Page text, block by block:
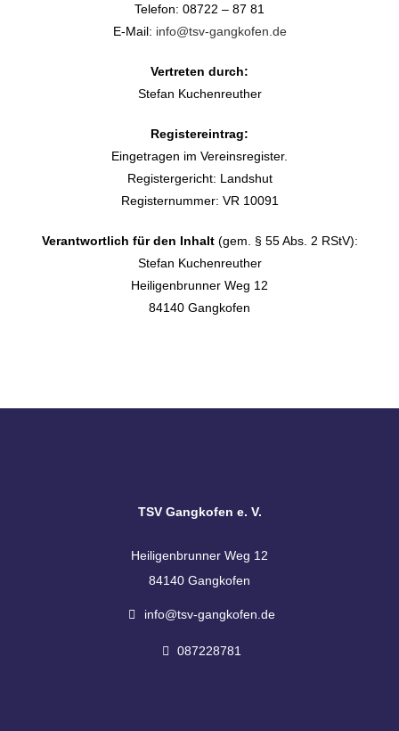
Telefon: 08722 – 87 81
E-Mail: info@tsv-gangkofen.de
Vertreten durch:
Stefan Kuchenreuther
Registereintrag:
Eingetragen im Vereinsregister.
Registergericht: Landshut
Registernummer: VR 10091
Verantwortlich für den Inhalt(gem. § 55 Abs. 2 RStV):
Stefan Kuchenreuther
Heiligenbrunner Weg 12
84140 Gangkofen
TSV Gangkofen e. V.
Heiligenbrunner Weg 12
84140 Gangkofen
info@tsv-gangkofen.de
087228781